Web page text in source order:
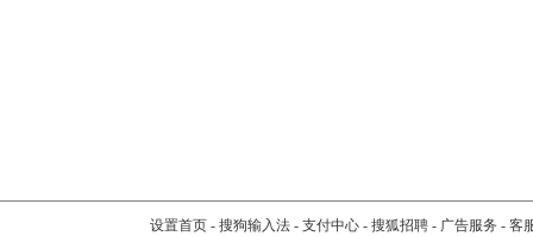
设置首页- 搜狗输入法- 支付中心- 搜狐招聘- 广告服务 - 客